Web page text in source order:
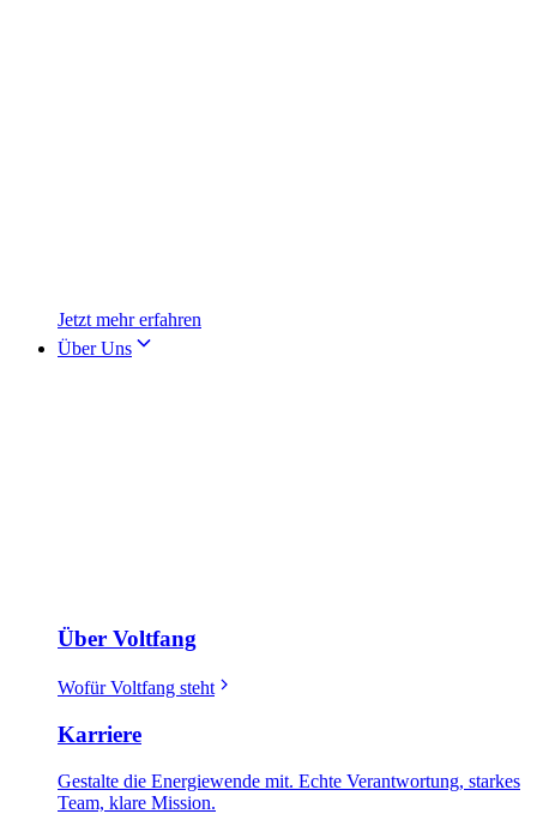
Jetzt mehr erfahren
Über Uns
Über Voltfang
Wofür Voltfang steht
Karriere
Gestalte die Energiewende mit. Echte Verantwortung, starkes
Team, klare Mission.